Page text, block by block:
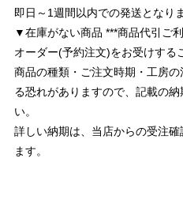
即日～1週間以内での発送となりま
▼在庫がない商品 ***商品代引ご
オーダー(予約注文)をお受けする
商品の種類・ご注文時期・工房
る恐れがありますので、記載の
い。
詳しい納期は、当店からの受注
ます。